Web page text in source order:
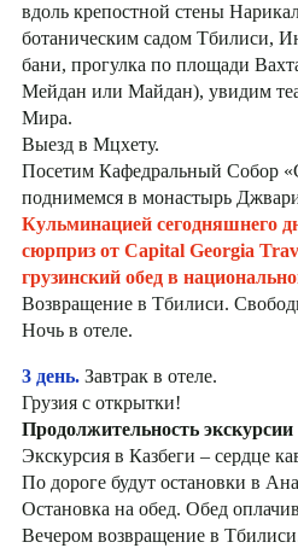
вдоль крепостной стены
ботаническим садом Тбилиси,
бани, прогулка по площади
Мейдан или Майдан), увидим
Мира.
Выезд в Мцхету.
Посетим Кафедральный Собор
поднимемся в монастырь
Кульминацией сегодняшнего
сюрприз от Capital Georgia
грузинский обед в
Возвращение в Тбилиси.
Ночь в отеле.
3 день. Завтрак в отеле.
Грузия с открытки!
Продолжительность экскурсии
Экскурсия в Казбеги – сердце
По дороге будут остановки в
Остановка на обед. Обед
Вечером возвращение в